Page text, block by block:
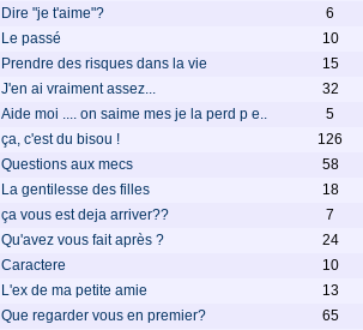
Dire "je t'aime"?
6
Le passé
10
Prendre des risques dans la vie
15
J'en ai vraiment assez...
32
Aide moi .... on saime mes je la perd p e..
5
ça, c'est du bisou !
126
Questions aux mecs
58
La gentilesse des filles
18
ça vous est deja arriver??
7
Qu'avez vous fait après ?
24
Caractere
10
L'ex de ma petite amie
13
Que regarder vous en premier?
65